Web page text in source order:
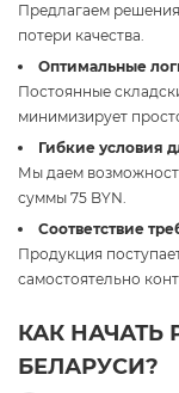
Предлагаем
потери качества.
Оптимальные
Постоянные
минимизирует
Гибкие условия
Мы даем
суммы 75 BYN.
Соответствие
Продукция
самостоятельно
КАК НАЧАТЬ
БЕЛАРУСИ?